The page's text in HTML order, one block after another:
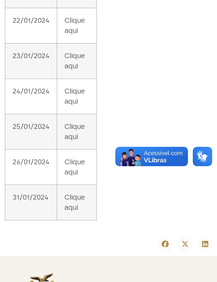
22/01/2024
Clique
aqui
23/01/2024
Clique
aqui
24/01/2024
Clique
aqui
25/01/2024
Clique
aqui
26/01/2024
Clique
aqui
31/01/2024
Clique
aqui